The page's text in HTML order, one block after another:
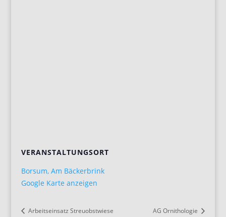
VERANSTALTUNGSORT
Borsum, Am Bäckerbrink
Google Karte anzeigen
Arbeitseinsatz Streuobstwiese AG Ornithologie